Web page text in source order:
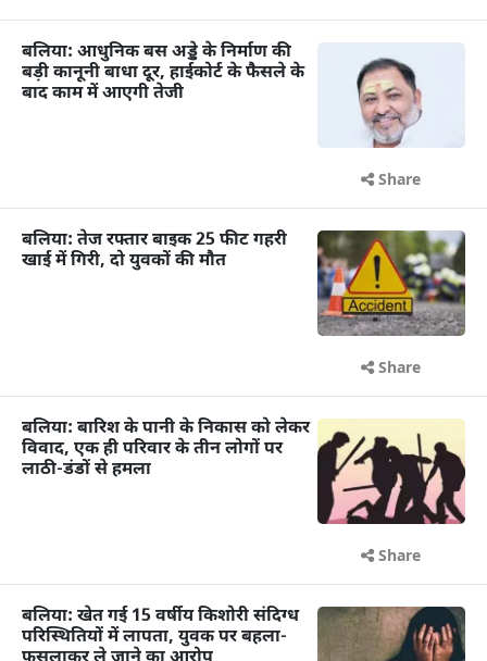
बलिया: आधुनिक बस अड्डे के निर्माण की
बड़ी कानूनी बाधा दूर, हाईकोर्ट के फैसले के
बाद काम में आएगी तेजी
Share
बलिया: तेज रफ्तार बाइक 25 फीट गहरी
खाई में गिरी, दो युवकों की मौत
Share
बलिया: बारिश के पानी के निकास को लेकर
विवाद, एक ही परिवार के तीन लोगों पर
लाठी-डंडों से हमला
Share
बलिया: खेत गई 15 वर्षीय किशोरी संदिग्ध
परिस्थितियों में लापता, युवक पर बहला-